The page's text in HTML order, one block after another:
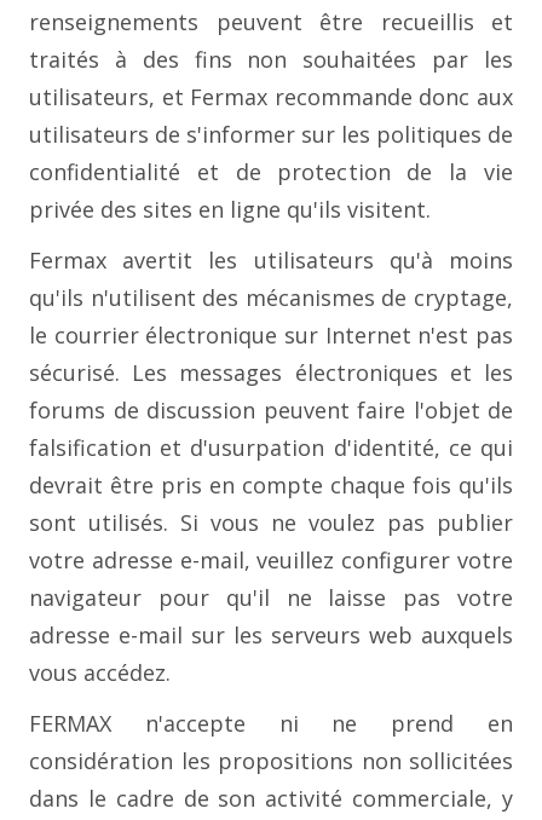
renseignements peuvent être recueillis et
traités à des fins non souhaitées par les
utilisateurs, et Fermax recommande donc aux
utilisateurs de s'informer sur les politiques de
confidentialité et de protection de la vie
privée des sites en ligne qu'ils visitent.
Fermax avertit les utilisateurs qu'à moins
qu'ils n'utilisent des mécanismes de cryptage,
le courrier électronique sur Internet n'est pas
sécurisé. Les messages électroniques et les
forums de discussion peuvent faire l'objet de
falsification et d'usurpation d'identité, ce qui
devrait être pris en compte chaque fois qu'ils
sont utilisés. Si vous ne voulez pas publier
votre adresse e-mail, veuillez configurer votre
navigateur pour qu'il ne laisse pas votre
adresse e-mail sur les serveurs web auxquels
vous accédez.
FERMAX n'accepte ni ne prend en
considération les propositions non sollicitées
dans le cadre de son activité commerciale, y